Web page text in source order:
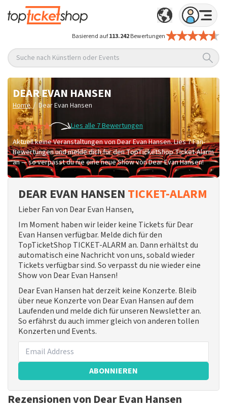
Basierend auf113.242Bewertungen
Suche nach Künstlern oder Events
DEAR EVAN HANSEN
Home / Dear Evan Hansen
Lies alle 7 Bewertungen
Aktuell keine Veranstaltungen von Dear Evan Hansen. Lies 7 Fan-
Bewertungen und melde dich für den TopTicketShop Ticket-Alarm
an — so verpasst du nie eine neue Show von Dear Evan Hansen!
DEAR EVAN HANSEN TICKET-ALARM
Lieber Fan von Dear Evan Hansen,
Im Moment haben wir leider keine Tickets für Dear
Evan Hansen verfügbar. Melde dich für den
TopTicketShop TICKET-ALARM an. Dann erhältst du
automatisch eine Nachricht von uns, sobald wieder
Tickets verfügbar sind. So verpasst du nie wieder eine
Show von Dear Evan Hansen!
Dear Evan Hansen hat derzeit keine Konzerte. Bleib
über neue Konzerte von Dear Evan Hansen auf dem
Laufenden und melde dich für unseren Newsletter an.
So erfährst du auch immer gleich von anderen tollen
Konzerten und Events.
ABONNIEREN
Rezensionen von Dear Evan Hansen